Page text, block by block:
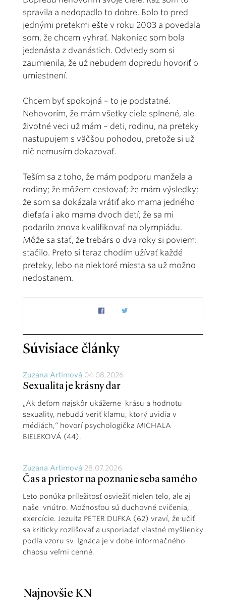
spravila a nedopadlo to dobre. Bolo to pred
jednými pretekmi ešte v roku 2003 a povedala
som, že chcem vyhrať. Nakoniec som bola
jedenásta z dvanástich. Odvtedy som si
zaumienila, že už nebudem dopredu hovoriť o
umiestnení.
Chcem byť spokojná – to je podstatné.
Nehovorím, že mám všetky ciele splnené, ale
životné veci už mám – deti, rodinu, na preteky
nastupujem s väčšou pohodou, pretože si už
nič nemusím dokazovať.
Teším sa z toho, že mám podporu manžela a
rodiny; že môžem cestovať; že mám výsledky;
že som sa dokázala vrátiť ako mama jedného
dieťaťa i ako mama dvoch detí; že sa mi
podarilo znova kvalifikovať na olympiádu.
Môže sa stať, že trebárs o dva roky si poviem:
stačilo. Preto si teraz chodím užívať každé
preteky, lebo na niektoré miesta sa už možno
nedostanem.
Súvisiace články
Zuzana Artimová 04.08.2026
Sexualita je krásny dar
„Ak deťom najskôr ukážeme krásu a hodnotu
sexuality, nebudú veriť klamu, ktorý uvidia v
médiách,“ hovorí psychologička MICHALA
BIELEKOVÁ (44).
Zuzana Artimová 28.07.2026
Čas a priestor na poznanie seba samého
Leto ponúka príležitosť osviežiť nielen telo, ale aj
naše vnútro. Možnosťou sú duchovné cvičenia,
exercície. Jezuita PETER DUFKA (62) vraví, že učiť
sa kriticky rozlišovať a usporiadať vlastné myšlienky
podľa vzoru sv. Ignáca je v dobe informačného
chaosu veľmi cenné.
Najnovšie KN